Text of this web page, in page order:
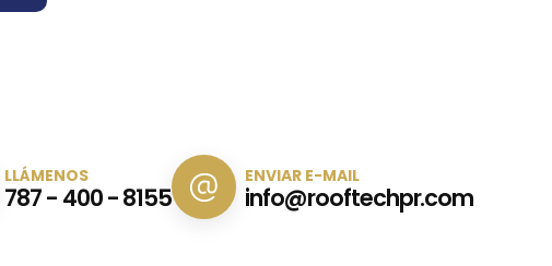
LLÁMENOS
787 - 400 - 8155
ENVIAR E-MAIL
info@rooftechpr.com